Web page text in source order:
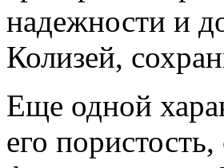
надежности и
Колизей,
Еще одной
его